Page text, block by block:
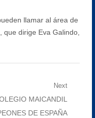
llamar al área de
dirige Eva Galindo,
Next
MAICANDIL
DE ESPAÑA